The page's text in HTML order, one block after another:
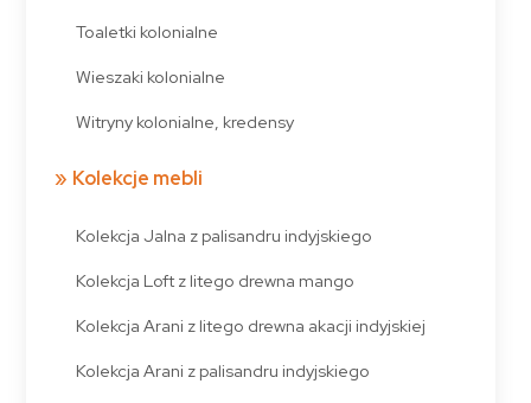
Toaletki kolonialne
Wieszaki kolonialne
Witryny kolonialne, kredensy
Kolekcje mebli
Kolekcja Jalna z palisandru indyjskiego
Kolekcja Loft z litego drewna mango
Kolekcja Arani z litego drewna akacji indyjskiej
Kolekcja Arani z palisandru indyjskiego